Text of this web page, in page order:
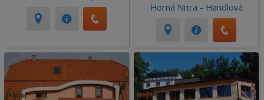
Horná Nitra - Handlová